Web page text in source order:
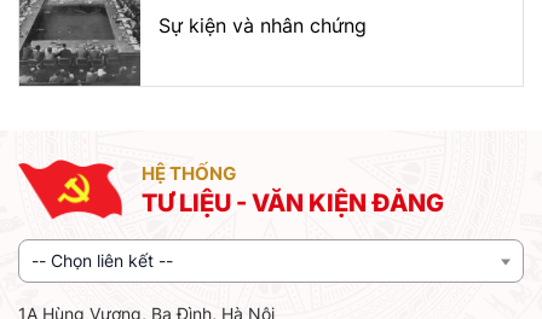
Sự kiện và nhân chứng
HỆ THỐNG
TƯ LIỆU - VĂN KIỆN ĐẢNG
-- Chọn liên kết --
1A Hùng Vương, Ba Đình, Hà Nội